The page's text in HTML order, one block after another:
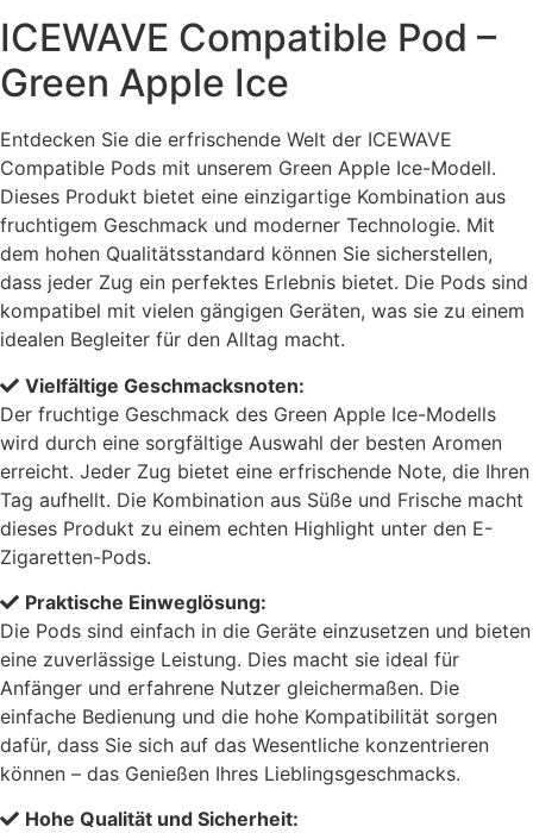
ICEWAVE Compatible Pod –
Green Apple Ice
Entdecken Sie die erfrischende Welt der ICEWAVE
Compatible Pods mit unserem Green Apple Ice-Modell.
Dieses Produkt bietet eine einzigartige Kombination aus
fruchtigem Geschmack und moderner Technologie. Mit
dem hohen Qualitätsstandard können Sie sicherstellen,
dass jeder Zug ein perfektes Erlebnis bietet. Die Pods sind
kompatibel mit vielen gängigen Geräten, was sie zu einem
idealen Begleiter für den Alltag macht.
Vielfältige Geschmacksnoten:
Der fruchtige Geschmack des Green Apple Ice-Modells
wird durch eine sorgfältige Auswahl der besten Aromen
erreicht. Jeder Zug bietet eine erfrischende Note, die Ihren
Tag aufhellt. Die Kombination aus Süße und Frische macht
dieses Produkt zu einem echten Highlight unter den E-
Zigaretten-Pods.
Praktische Einweglösung:
Die Pods sind einfach in die Geräte einzusetzen und bieten
eine zuverlässige Leistung. Dies macht sie ideal für
Anfänger und erfahrene Nutzer gleichermaßen. Die
einfache Bedienung und die hohe Kompatibilität sorgen
dafür, dass Sie sich auf das Wesentliche konzentrieren
können – das Genießen Ihres Lieblingsgeschmacks.
Hohe Qualität und Sicherheit: